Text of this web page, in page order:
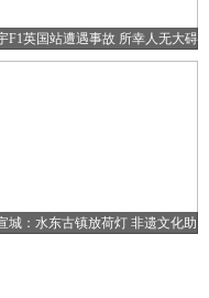
F1英国站遭遇事故 所幸人无大碍
城：水东古镇放荷灯 非遗文化助